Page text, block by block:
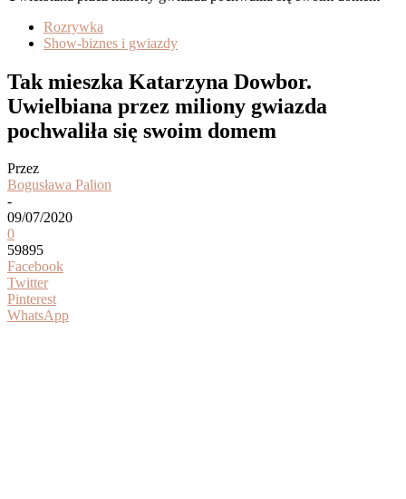
Rozrywka
Show-biznes i gwiazdy
Tak mieszka Katarzyna Dowbor.
Uwielbiana przez miliony gwiazda
pochwaliła się swoim domem
Przez
Bogusława Palion
-
09/07/2020
0
59895
Facebook
Twitter
Pinterest
WhatsApp